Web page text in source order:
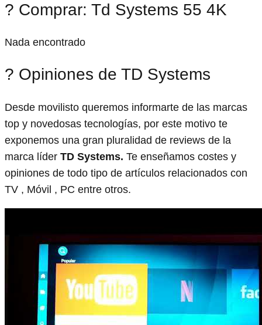
? Comprar: Td Systems 55 4K
Nada encontrado
? Opiniones de TD Systems
Desde movilisto queremos informarte de las marcas
top y novedosas tecnologías, por este motivo te
exponemos una gran pluralidad de reviews de la
marca líder TD Systems. Te enseñamos costes y
opiniones de todo tipo de artículos relacionados con
TV , Móvil , PC entre otros.